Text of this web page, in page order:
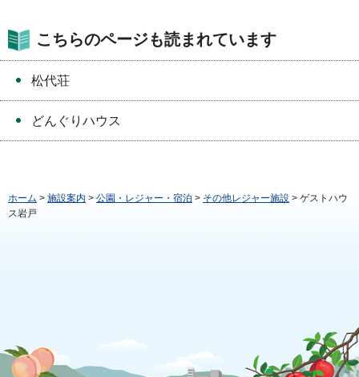
こちらのページも読まれています
松代荘
どんぐりハウス
ホーム > 施設案内 > 公園・レジャー・宿泊 > その他レジャー施設 > ゲストハウ
ス岩戸